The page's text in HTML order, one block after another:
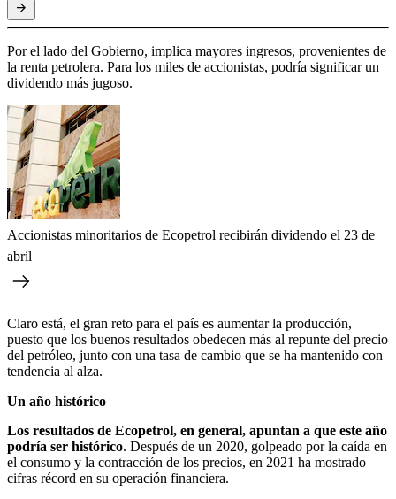
Por el lado del Gobierno, implica mayores ingresos, provenientes de
la renta petrolera. Para los miles de accionistas, podría significar un
dividendo más jugoso.
Accionistas minoritarios de Ecopetrol recibirán dividendo el 23 de
abril
Claro está, el gran reto para el país es aumentar la producción,
puesto que los buenos resultados obedecen más al repunte del precio
del petróleo, junto con una tasa de cambio que se ha mantenido con
tendencia al alza.
Un año histórico
Los resultados de Ecopetrol, en general, apuntan a que este año
podría ser histórico. Después de un 2020, golpeado por la caída en
el consumo y la contracción de los precios, en 2021 ha mostrado
cifras récord en su operación financiera.